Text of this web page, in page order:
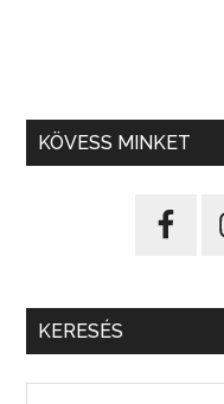
KÖVESS MINKET
KERESÉS